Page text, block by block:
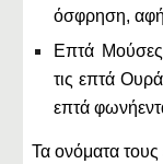
όσφρηση, αφή
Επτά Μούσες
τις επτά
επτά
Τα ονόματα τους